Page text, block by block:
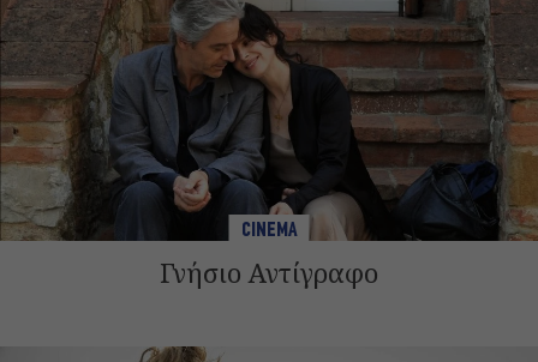
CINEMA
Γνήσιο Αντίγραφο